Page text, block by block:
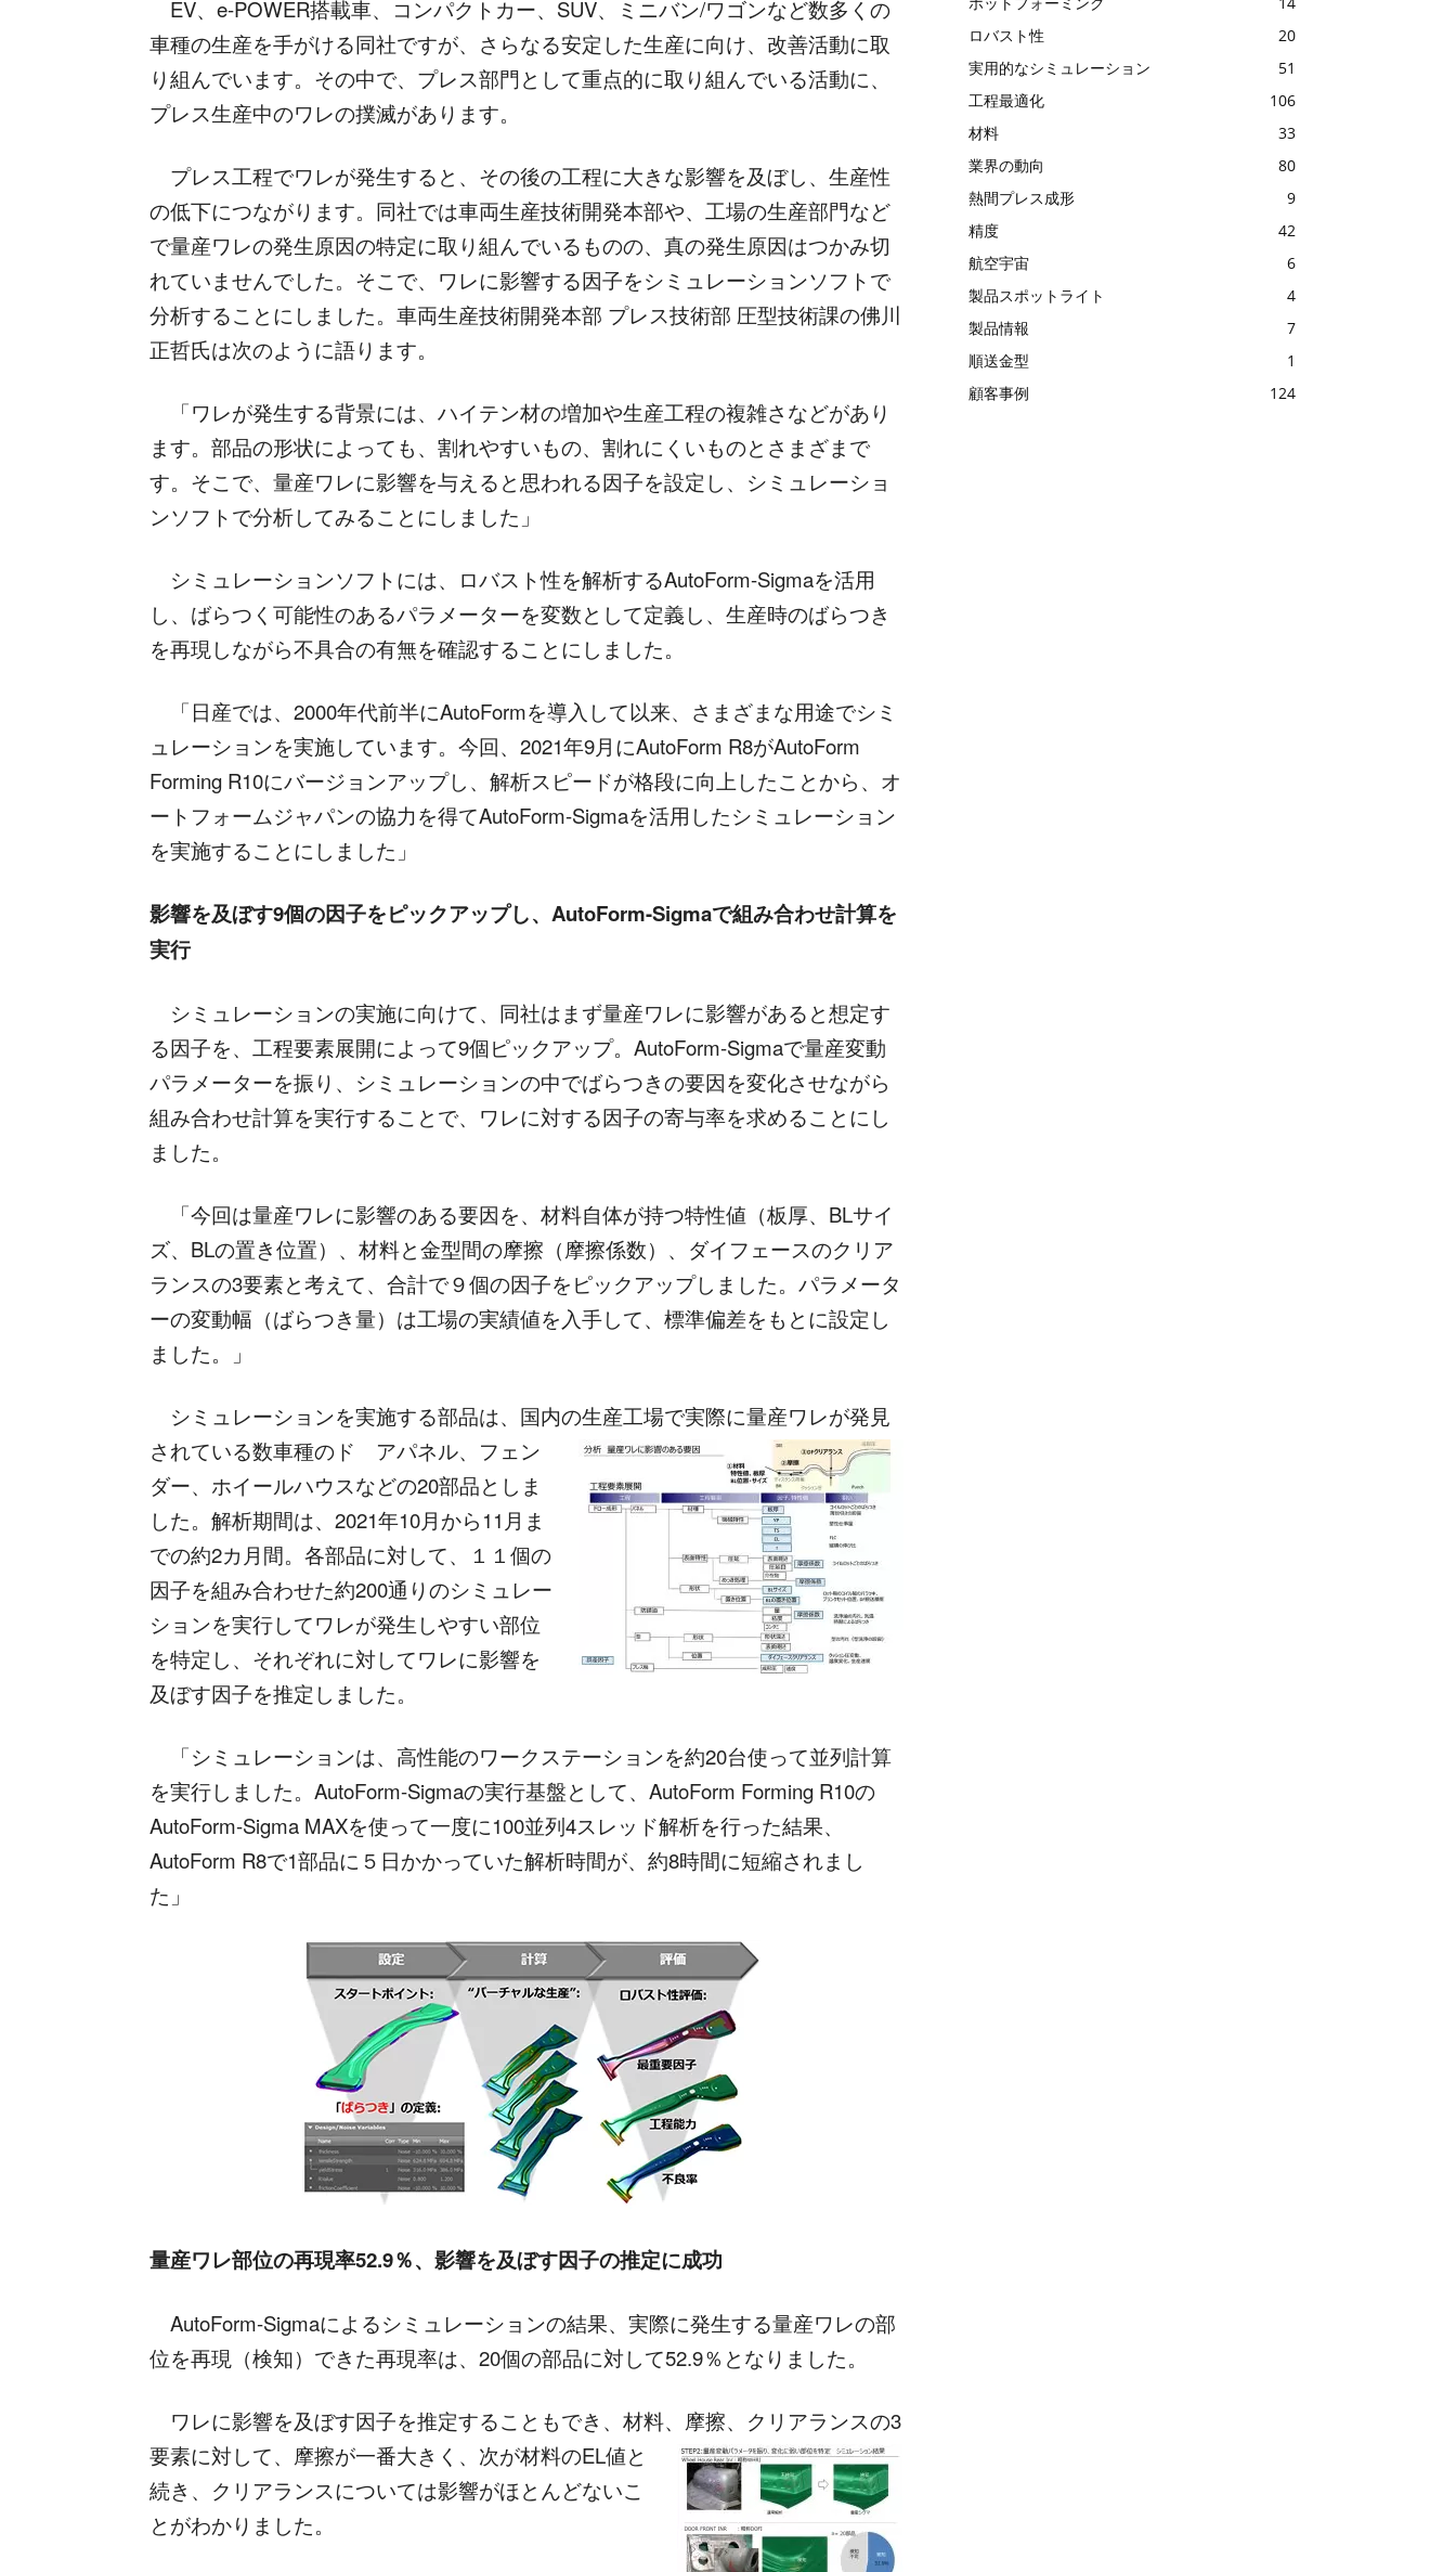
EV、e-POWER搭載車、コンパクトカー、SUV、ミニバン/ワゴンなど数多くの
車種の生産を手がける同社ですが、さらなる安定した生産に向け、改善活動に取
り組んでいます。その中で、プレス部門として重点的に取り組んでいる活動に、
プレス生産中のワレの撲滅があります。
プレス工程でワレが発生すると、その後の工程に大きな影響を及ぼし、生産性
の低下につながります。同社では車両生産技術開発本部や、工場の生産部門など
で量産ワレの発生原因の特定に取り組んでいるものの、真の発生原因はつかみ切
れていませんでした。そこで、ワレに影響する因子をシミュレーションソフトで
分析することにしました。車両生産技術開発本部 プレス技術部 圧型技術課の佛川
正哲氏は次のように語ります。
「ワレが発生する背景には、ハイテン材の増加や生産工程の複雑さなどがあり
ます。部品の形状によっても、割れやすいもの、割れにくいものとさまざまで
す。そこで、量産ワレに影響を与えると思われる因子を設定し、シミュレーショ
ンソフトで分析してみることにしました」
シミュレーションソフトには、ロバスト性を解析するAutoForm-Sigmaを活用
し、ばらつく可能性のあるパラメーターを変数として定義し、生産時のばらつき
を再現しながら不具合の有無を確認することにしました。
「日産では、2000年代前半にAutoFormを導入して以来、さまざまな用途でシミ
ュレーションを実施しています。今回、2021年9月にAutoForm R8がAutoForm
Forming R10にバージョンアップし、解析スピードが格段に向上したことから、オ
ートフォームジャパンの協力を得てAutoForm-Sigmaを活用したシミュレーション
を実施することにしました」
影響を及ぼす9個の因子をピックアップし、AutoForm-Sigmaで組み合わせ計算を
実行
シミュレーションの実施に向けて、同社はまず量産ワレに影響があると想定す
る因子を、工程要素展開によって9個ピックアップ。AutoForm-Sigmaで量産変動
パラメーターを振り、シミュレーションの中でばらつきの要因を変化させながら
組み合わせ計算を実行することで、ワレに対する因子の寄与率を求めることにし
ました。
「今回は量産ワレに影響のある要因を、材料自体が持つ特性値（板厚、BLサイ
ズ、BLの置き位置）、材料と金型間の摩擦（摩擦係数）、ダイフェースのクリア
ランスの3要素と考えて、合計で９個の因子をピックアップしました。パラメータ
ーの変動幅（ばらつき量）は工場の実績値を入手して、標準偏差をもとに設定し
ました。」
シミュレーションを実施する部品は、国内の生産工場で実際に量産ワレが発見
されている数車種のド アパネル、フェン
ダー、ホイールハウスなどの20部品としま
した。解析期間は、2021年10月から11月ま
での約2カ月間。各部品に対して、１１個の
因子を組み合わせた約200通りのシミュレー
ションを実行してワレが発生しやすい部位
を特定し、それぞれに対してワレに影響を
及ぼす因子を推定しました。
「シミュレーションは、高性能のワークステーションを約20台使って並列計算
を実行しました。AutoForm-Sigmaの実行基盤として、AutoForm Forming R10の
AutoForm-Sigma MAXを使って一度に100並列4スレッド解析を行った結果、
AutoForm R8で1部品に５日かかっていた解析時間が、約8時間に短縮されまし
た」
量産ワレ部位の再現率52.9％、影響を及ぼす因子の推定に成功
AutoForm-Sigmaによるシミュレーションの結果、実際に発生する量産ワレの部
位を再現（検知）できた再現率は、20個の部品に対して52.9％となりました。
ワレに影響を及ぼす因子を推定することもでき、材料、摩擦、クリアランスの3
要素に対して、摩擦が一番大きく、次が材料のEL値と
続き、クリアランスについては影響がほとんどないこ
とがわかりました。
ロバスト性
20
実用的なシミュレーション
51
工程最適化
106
材料
33
業界の動向
80
熱間プレス成形
9
精度
42
航空宇宙
6
製品スポットライト
4
製品情報
7
順送金型
1
顧客事例
124